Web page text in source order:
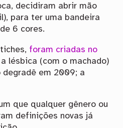
decidiram abrir mão
para ter uma bandeira
6 cores.
foram criadas no
lésbica (com o machado)
degradê em 2009; a
que qualquer gênero ou
definições novas já